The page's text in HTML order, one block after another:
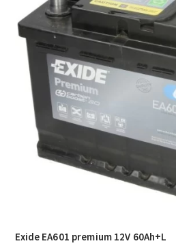
Exide EA601 premium 12V 60Ah+L